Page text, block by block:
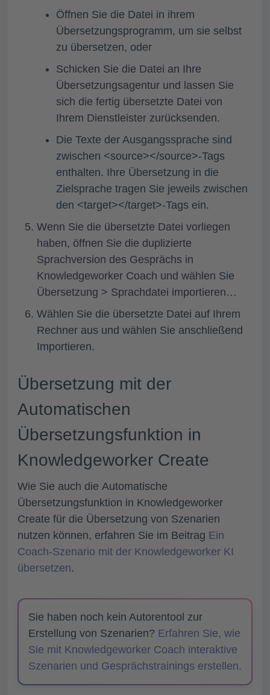
Öffnen Sie die Datei in ihrem
Übersetzungsprogramm, um sie selbst
zu übersetzen, oder
Schicken Sie die Datei an Ihre
Übersetzungsagentur und lassen Sie
sich die fertig übersetzte Datei von
Ihrem Dienstleister zurücksenden.
Die Texte der Ausgangssprache sind
zwischen <source></source>-Tags
enthalten. Ihre Übersetzung in die
Zielsprache tragen Sie jeweils zwischen
den <target></target>-Tags ein.
Wenn Sie die übersetzte Datei vorliegen
haben, öffnen Sie die duplizierte
Sprachversion des Gesprächs in
Knowledgeworker Coach und wählen Sie
Übersetzung > Sprachdatei importieren…
Wählen Sie die übersetzte Datei auf Ihrem
Rechner aus und wählen Sie anschließend
Importieren.
Übersetzung mit der
Automatischen
Übersetzungsfunktion in
Knowledgeworker Create
Wie Sie auch die Automatische
Übersetzungsfunktion in Knowledgeworker
Create für die Übersetzung von Szenarien
nutzen können, erfahren Sie im Beitrag Ein
Coach-Szenario mit der Knowledgeworker KI
übersetzen.
Sie haben noch kein Autorentool zur
Erstellung von Szenarien? Erfahren Sie, wie
Sie mit Knowledgeworker Coach interaktive
Szenarien und Gesprächstrainings erstellen.